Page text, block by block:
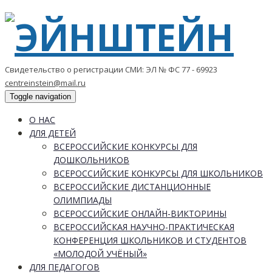
Свидетельство о регистрации СМИ: ЭЛ № ФС 77 - 69923
centreinstein@mail.ru
Toggle navigation
О НАС
ДЛЯ ДЕТЕЙ
ВСЕРОССИЙСКИЕ КОНКУРСЫ ДЛЯ
ДОШКОЛЬНИКОВ
ВСЕРОССИЙСКИЕ КОНКУРСЫ ДЛЯ ШКОЛЬНИКОВ
ВСЕРОССИЙСКИЕ ДИСТАНЦИОННЫЕ
ОЛИМПИАДЫ
ВСЕРОССИЙСКИЕ ОНЛАЙН-ВИКТОРИНЫ
ВСЕРОССИЙСКАЯ НАУЧНО-ПРАКТИЧЕСКАЯ
КОНФЕРЕНЦИЯ ШКОЛЬНИКОВ И СТУДЕНТОВ
«МОЛОДОЙ УЧЁНЫЙ»
ДЛЯ ПЕДАГОГОВ